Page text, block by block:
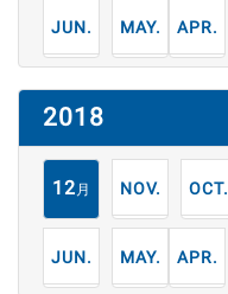
6月 5月 4月
2018
12 月 11月 10月
6月 5月 4月